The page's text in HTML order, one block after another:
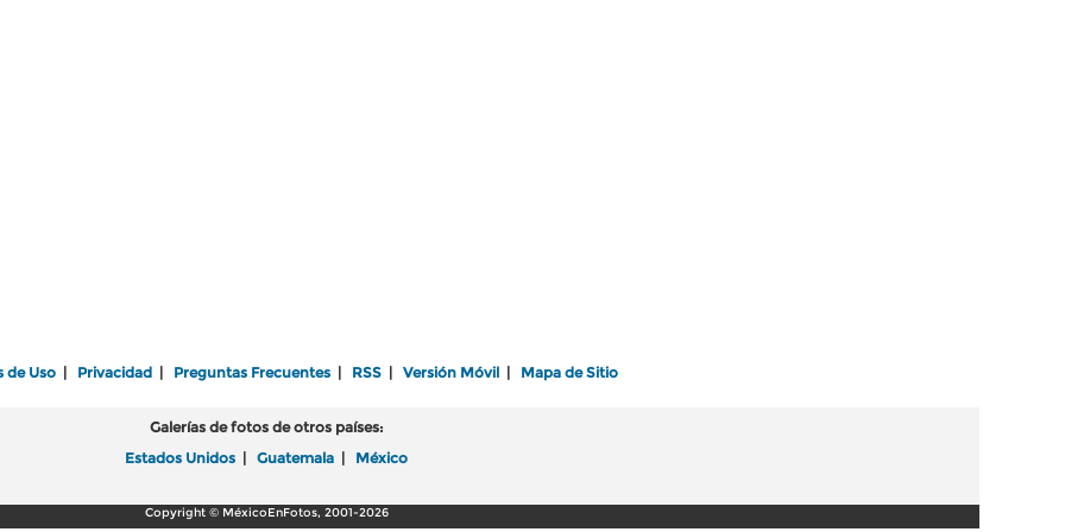
de Uso Privacidad Preguntas Frecuentes RSS Versión Móvil Mapa de Sitio
Galerías de fotos de otros países:
Estados Unidos
Guatemala México
Copyright © MéxicoEnFotos, 2001-2026